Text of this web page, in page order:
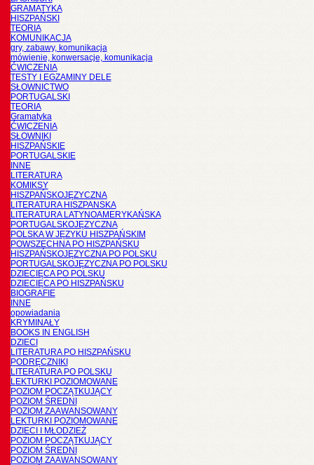
GRAMATYKA
HISZPAŃSKI
TEORIA
KOMUNIKACJA
gry, zabawy, komunikacja
mówienie, konwersacje, komunikacja
ĆWICZENIA
TESTY I EGZAMINY DELE
SŁOWNICTWO
PORTUGALSKI
TEORIA
Gramatyka
ĆWICZENIA
SŁOWNIKI
HISZPAŃSKIE
PORTUGALSKIE
INNE
LITERATURA
KOMIKSY
HISZPAŃSKOJĘZYCZNA
LITERATURA HISZPANSKA
LITERATURA LATYNOAMERYKAŃSKA
PORTUGALSKOJĘZYCZNA
POLSKA W JĘZYKU HISZPAŃSKIM
POWSZECHNA PO HISZPAŃSKU
HISZPAŃSKOJĘZYCZNA PO POLSKU
PORTUGALSKOJĘZYCZNA PO POLSKU
DZIECIĘCA PO POLSKU
DZIECIĘCA PO HISZPAŃSKU
BIOGRAFIE
INNE
opowiadania
KRYMINAŁY
BOOKS IN ENGLISH
DZIECI
LITERATURA PO HISZPAŃSKU
PODRĘCZNIKI
LITERATURA PO POLSKU
LEKTURKI POZIOMOWANE
POZIOM POCZĄTKUJĄCY
POZIOM ŚREDNI
POZIOM ZAAWANSOWANY
LEKTURKI POZIOMOWANE
DZIECI I MŁODZIEŻ
POZIOM POCZĄTKUJĄCY
POZIOM ŚREDNI
POZIOM ZAAWANSOWANY